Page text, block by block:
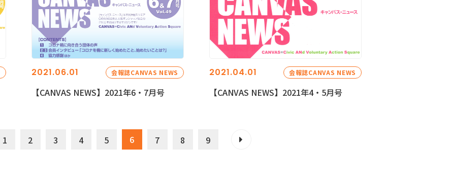
2021.06.01 会報誌CANVAS NEWS
【CANVAS NEWS】2021年6・7月号
2021.04.01 会報誌CANVAS NEWS
【CANVAS NEWS】2021年4・5月号
1 2 3 4 5 6 7 8 9